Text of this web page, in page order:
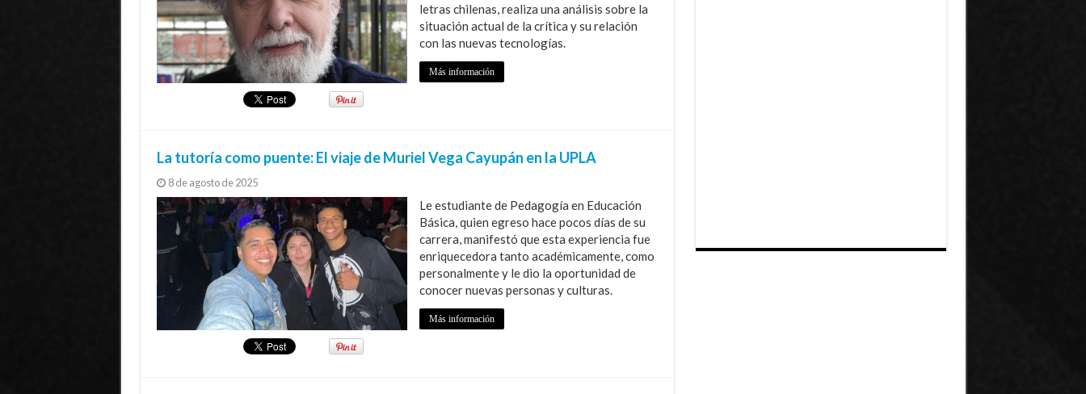
letras chilenas, realiza una análisis sobre la
situación actual de la crítica y su relación
con las nuevas tecnologías.
Más información
La tutoría como puente: El viaje de Muriel Vega Cayupán en la UPLA
8 de agosto de 2025
Le estudiante de Pedagogía en Educación
Básica, quien egreso hace pocos días de su
carrera, manifestó que esta experiencia fue
enriquecedora tanto académicamente, como
personalmente y le dio la oportunidad de
conocer nuevas personas y culturas.
Más información